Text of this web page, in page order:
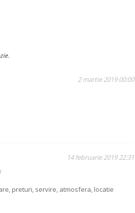
2 martie 2019 00:00
14 februarie 2019 22:31
preturi, servire, atmosfera, locatie